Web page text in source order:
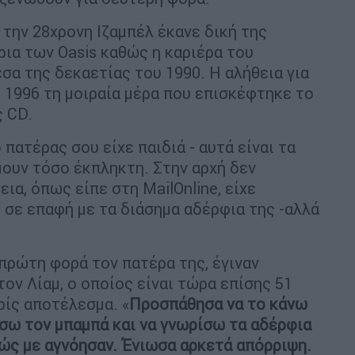
28χρονη Ιζαμπέλ έκανε δική της
των Oasis καθώς η καριέρα του
της δεκαετίας του 1990. Η αλήθεια για
τη μοιραία μέρα που επισκέφτηκε το
CD.
σου είχε παιδιά - αυτά είναι τα
τόσο έκπληκτη. Στην αρχή δεν
όπως είπε στη MailOnline, είχε
επαφή με τα διάσημα αδέρφια της -αλλά
φορά τον πατέρα της, έγιναν
Λίαμ, ο οποίος είναι τώρα επίσης 51
αποτέλεσμα. «Προσπάθησα να το κάνω
τον μπαμπά και να γνωρίσω τα αδέρφια
με αγνόησαν. Ένιωσα αρκετά απόρριψη.